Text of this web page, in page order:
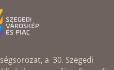
a 30. Szegedi